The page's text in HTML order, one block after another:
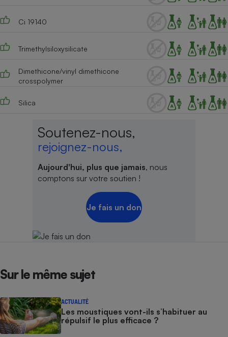
Ci 19140
Trimethylsiloxysilicate
Dimethicone/vinyl dimethicone
crosspolymer
Silica
Soutenez-nous,
rejoignez-nous,
Aujourd'hui, plus que jamais, nous
comptons sur votre soutien !
Je fais un don
Sur le même sujet
ACTUALITÉ
Les moustiques vont-ils s’habituer au
répulsif le plus efficace ?